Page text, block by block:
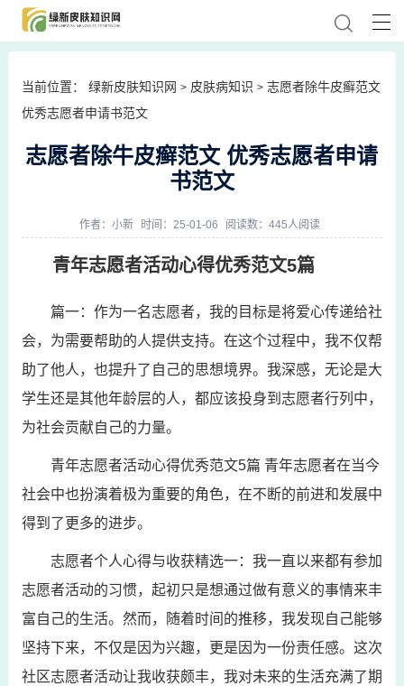
当前位置： 绿新皮肤知识网 > 皮肤病知识 > 志愿者除牛皮癣范文
优秀志愿者申请书范文
志愿者除牛皮癣范文 优秀志愿者申请
书范文
作者： 小新 时间：25-01-06 阅读数：445人阅读
青年志愿者活动心得优秀范文5篇
篇一：作为一名志愿者，我的目标是将爱心传递给社
会，为需要帮助的人提供支持。在这个过程中，我不仅帮
助了他人，也提升了自己的思想境界。我深感，无论是大
学生还是其他年龄层的人，都应该投身到志愿者行列中，
为社会贡献自己的力量。
青年志愿者活动心得优秀范文5篇 青年志愿者在当今
社会中也扮演着极为重要的角色，在不断的前进和发展中
得到了更多的进步。
志愿者个人心得与收获精选一：我一直以来都有参加
志愿者活动的习惯，起初只是想通过做有意义的事情来丰
富自己的生活。然而，随着时间的推移，我发现自己能够
坚持下来，不仅是因为兴趣，更是因为一份责任感。这次
社区志愿者活动让我收获颇丰，我对未来的生活充满了期